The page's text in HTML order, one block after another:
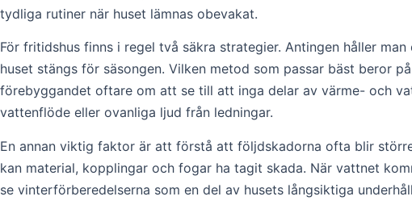
tydliga rutiner när huset lämnas obevakat.
För fritidshus finns i regel två säkra strategier. Antingen håller
huset stängs för säsongen. Vilken metod som passar bäst beror
förebyggandet oftare om att se till att inga delar av värme- och
vattenflöde eller ovanliga ljud från ledningar.
En annan viktig faktor är att förstå att följdskadorna ofta blir
kan material, kopplingar och fogar ha tagit skada. När vattnet
se vinterförberedelserna som en del av husets långsiktiga